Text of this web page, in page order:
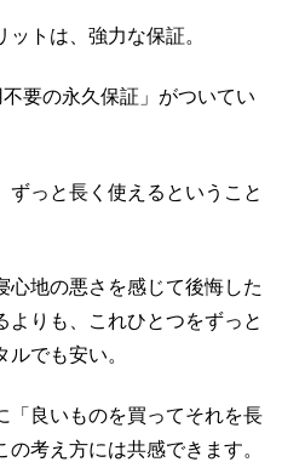
トは、強力な保証。
要の永久保証」がついてい
っと長く使えるということ
心地の悪さを感じて後悔した
よりも、これひとつをずっと
でも安い。
「良いものを買ってそれを長
考え方には共感できます。